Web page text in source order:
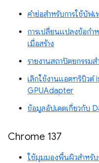
คำย่อสำหรับการใช้บัฟ
การเปลี่ยนแปลงข้อก
เมื่อสร้าง
รายงานสถาปัตยกรรม
เลิกใช้งานแอตทริบิว
GPUAdapter
ข้อมูลอัปเดตเกี่ยวกับ
Chrome 137
ใช้มุมมองพื้นผิวสำหรับ